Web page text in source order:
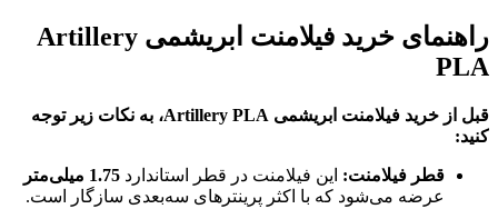
راهنمای خرید فیلامنت ابریشمی Artillery
PLA
قبل از خرید فیلامنت ابریشمی Artillery PLA، به نکات زیر توجه
کنید:
قطر فیلامنت: این فیلامنت در قطر استاندارد 1.75 میلی‌متر
عرضه می‌شود که با اکثر پرینترهای سه‌بعدی سازگار است.